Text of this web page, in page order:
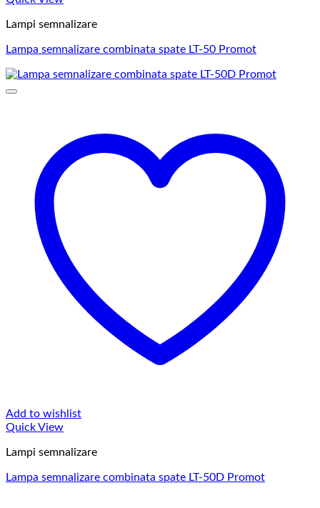
Lampi semnalizare
Lampa semnalizare combinata spate LT-50 Promot
Add to wishlist
Quick View
Lampi semnalizare
Lampa semnalizare combinata spate LT-50D Promot